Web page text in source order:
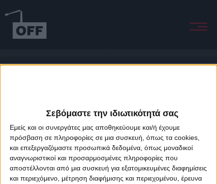
Σεβόμαστε την ιδιωτικότητά σας
Εμείς και οι συνεργάτες μας αποθηκεύουμε και/ή έχουμε
πρόσβαση σε πληροφορίες σε μια συσκευή, όπως τα cookies,
και επεξεργαζόμαστε προσωπικά δεδομένα, όπως μοναδικοί
αναγνωριστικοί και προσαρμοσμένες πληροφορίες που
αποστέλλονται από μια συσκευή για εξατομικευμένες διαφημίσεις
και περιεχόμενο, μέτρηση διαφήμισης και περιεχομένου, έρευνα
About Offradio Business Class Terms & Conditions
Privacy Policy
Designed & developed byporcupine colors&Fotis Alexandrou